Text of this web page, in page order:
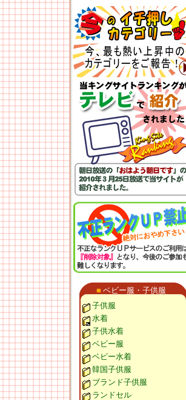
■ ベビー服・子供服
子供服
水着
子供水着
ベビー服
ベビー水着
韓国子供服
ブランド子供服
ランドセル